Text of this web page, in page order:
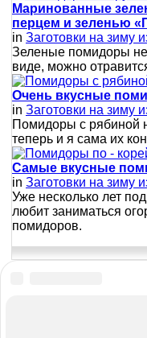
Маринованные
перцем и зеленью
in Заготовки на зиму
Зеленые помидоры
виде, можно
Очень вкусные
in Заготовки на зиму
Помидоры с рябиной
теперь и я сама их
Самые вкусные
in Заготовки на зиму
Уже несколько лет
любит заниматься
помидоров.